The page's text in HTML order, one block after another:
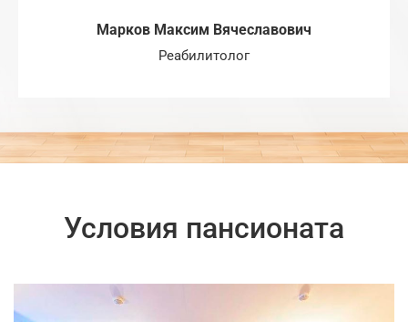
Марков Максим Вячеславович
Реабилитолог
Условия пансионата